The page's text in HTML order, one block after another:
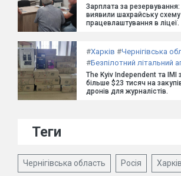
Зарплата за
виявили шахрайську схему
працевлаштування в ліцеї.
#Харків #Чернігівська
#Безпілотний літальний
The Kyiv Independent та ІМІ
більше $23 тисяч на
дронів для журналістів.
Теги
Чернігівська область Росія